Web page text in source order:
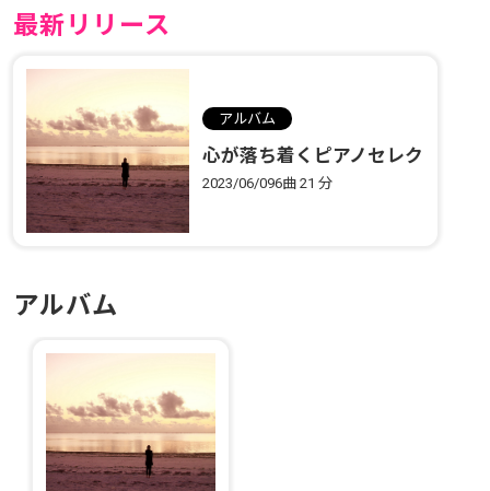
最新リリース
アルバム
心が落ち着くピアノセレク
ション
2023/06/096曲21 分
アルバム